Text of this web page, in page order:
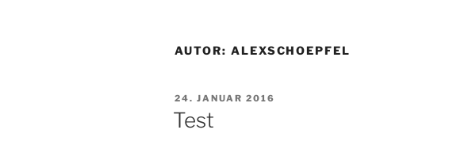
AUTOR: ALEXSCHOEPFEL
VERÖFFENTLICHT
AM
24. JANUAR 2016
Test